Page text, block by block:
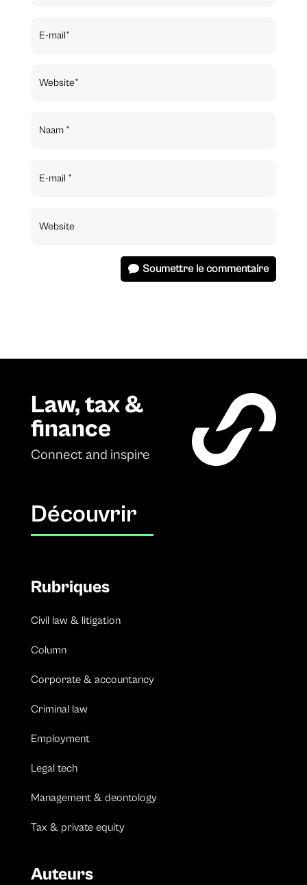
Soumettre le commentaire
Law, tax &
finance
Connect and inspire
Découvrir
Rubriques
Civil law & litigation
Column
Corporate & accountancy
Criminal law
Employment
Legal tech
Management & deontology
Tax & private equity
Auteurs